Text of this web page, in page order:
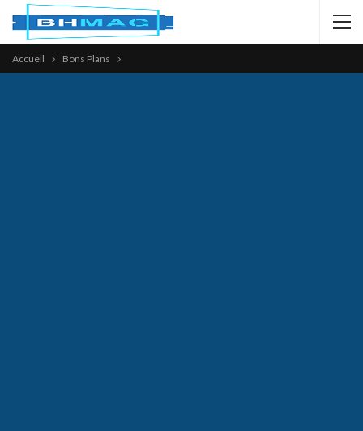
Accueil Bons Plans